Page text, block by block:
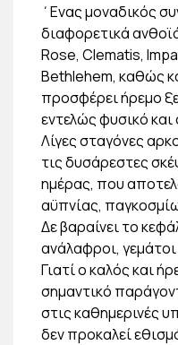
΄Ενας μοναδικός
διαφορετικά
Rose, Clematis,
Bethlehem, καθώς
προσφέρει ήρεμο
εντελώς φυσικό
Λίγες σταγόνες
τις δυσάρεστες
ημέρας, που
αϋπνίας,
Δε βαραίνει το
ανάλαφροι, γεμάτοι
Γιατί ο καλός και
σημαντικό
στις καθημερινές
δεν προκαλεί